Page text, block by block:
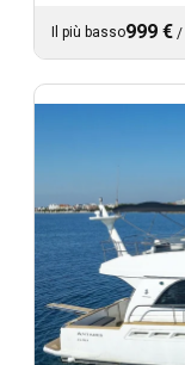
Il più basso999 € /